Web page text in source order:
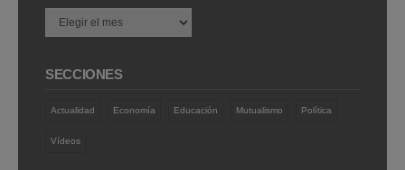
Archivo
SECCIONES
Actualidad Economía Educación Mutualismo Política
Vídeos